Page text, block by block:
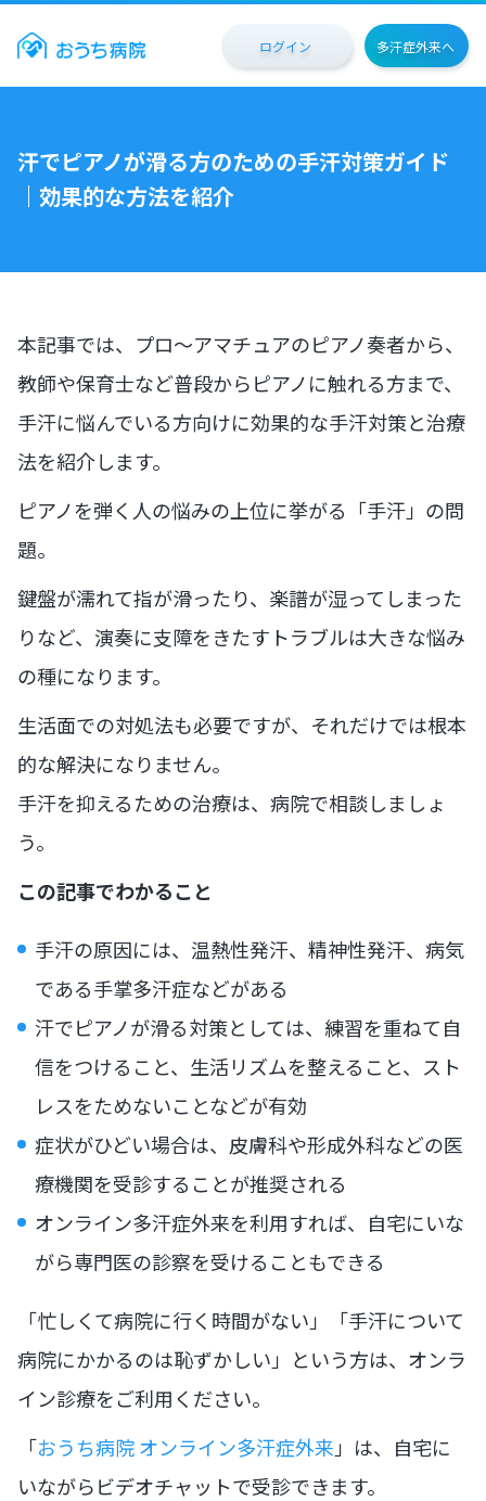
ログイン 多汗症外来へ
汗でピアノが滑る方のための手汗対策ガイド
｜効果的な方法を紹介
本記事では、プロ～アマチュアのピアノ奏者から、
教師や保育士など普段からピアノに触れる方まで、
手汗に悩んでいる方向けに効果的な手汗対策と治療
法を紹介します。
ピアノを弾く人の悩みの上位に挙がる「手汗」の問
題。
鍵盤が濡れて指が滑ったり、楽譜が湿ってしまった
りなど、演奏に支障をきたすトラブルは大きな悩み
の種になります。
生活面での対処法も必要ですが、それだけでは根本
的な解決になりません。
手汗を抑えるための治療は、病院で相談しましょ
う。
この記事でわかること
手汗の原因には、温熱性発汗、精神性発汗、病気
である手掌多汗症などがある
汗でピアノが滑る対策としては、練習を重ねて自
信をつけること、生活リズムを整えること、スト
レスをためないことなどが有効
症状がひどい場合は、皮膚科や形成外科などの医
療機関を受診することが推奨される
オンライン多汗症外来を利用すれば、自宅にいな
がら専門医の診察を受けることもできる
「忙しくて病院に行く時間がない」「手汗について
病院にかかるのは恥ずかしい」という方は、オンラ
イン診療をご利用ください。
「おうち病院 オンライン多汗症外来 」は、自宅に
いながらビデオチャットで受診できます。